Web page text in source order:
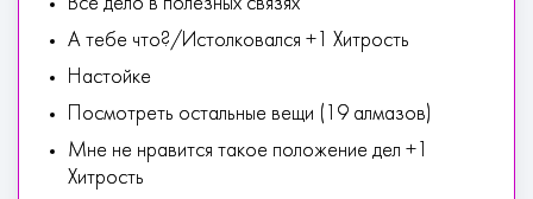
Все дело в полезных связях
А тебе что?/Истолковался +1 Хитрость
Настойке
Посмотреть остальные вещи (19 алмазов)
Мне не нравится такое положение дел +1
Хитрость